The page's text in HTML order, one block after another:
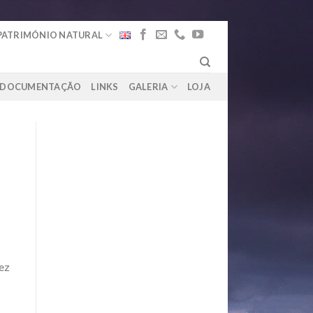
NATURAL
DOCUMENTAÇÃO LINKS GALERIA LOJA